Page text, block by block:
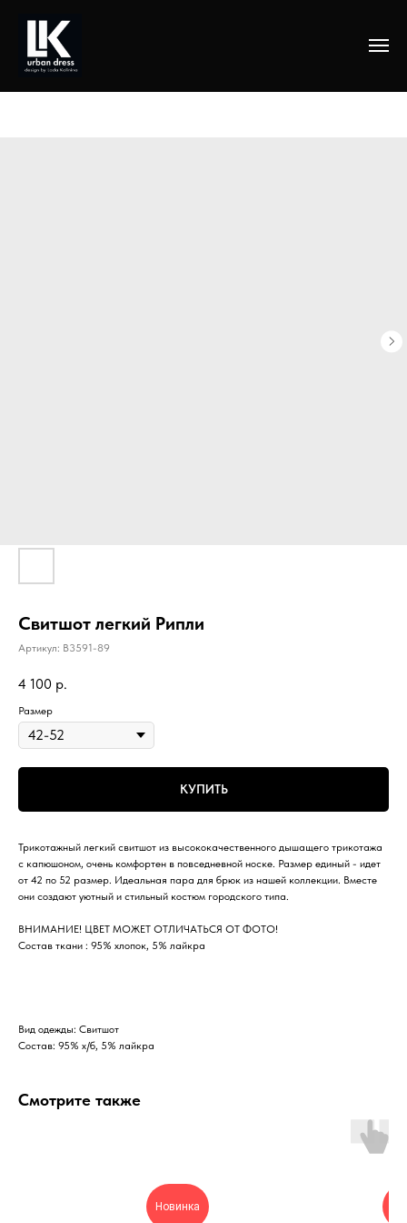
Свитшот легкий Рипли
Артикул: B3591-89
4 100 р.
Размер
КУПИТЬ
Трикотажный легкий свитшот из высококачественного дышащего трикотажа
с капюшоном, очень комфортен в повседневной носке. Размер единый - идет
от 42 по 52 размер. Идеальная пара для брюк из нашей коллекции. Вместе
они создают уютный и стильный костюм городского типа.
ВНИМАНИЕ! ЦВЕТ МОЖЕТ ОТЛИЧАТЬСЯ ОТ ФОТО!
Состав ткани : 95% хлопок, 5% лайкра
Вид одежды: Свитшот
Состав: 95% х/б, 5% лайкра
Смотрите также
Новинка